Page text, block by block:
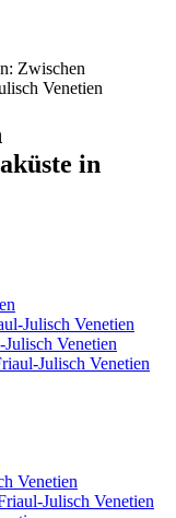
Zwischen
Venetien
in
Julisch Venetien
Venetien
Julisch Venetien
Venetien
Julisch Venetien